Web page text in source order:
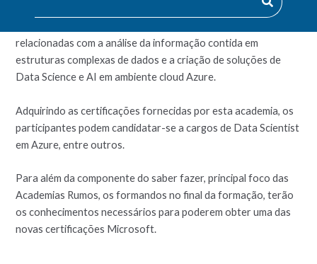
Este programa prepara profissionais com as competências
relacionadas com a análise da informação contida em
estruturas complexas de dados e a criação de soluções de
Data Science e AI em ambiente cloud Azure.
Adquirindo as certificações fornecidas por esta academia, os
participantes podem candidatar-se a cargos de Data Scientist
em Azure, entre outros.
Para além da componente do saber fazer, principal foco das
Academias Rumos, os formandos no final da formação, terão
os conhecimentos necessários para poderem obter uma das
novas certificações Microsoft.